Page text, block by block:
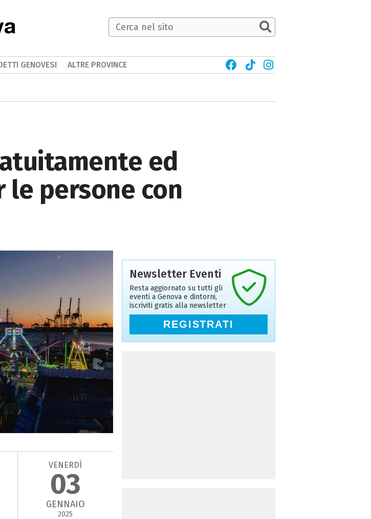
ed
le persone con
VENERDÌ
03
GENNAIO
2025
Newsletter Eventi
Resta aggiornato su tutti gli
eventi a Genova e dintorni,
iscriviti gratis alla newsletter
REGISTRATI
GENOVESI ALTRE PROVINCE